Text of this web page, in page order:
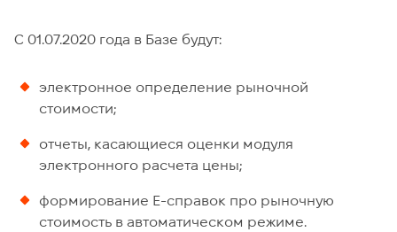
С 01.07.2020 года в Базе будут:
электронное определение рыночной
стоимости;
отчеты, касающиеся оценки модуля
электронного расчета цены;
формирование Е-справок про рыночную
стоимость в автоматическом режиме.